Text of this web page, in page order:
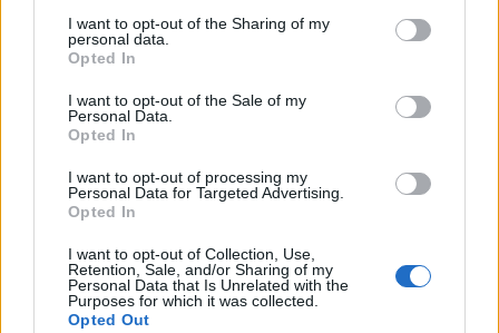
I want to opt-out of the Sharing of my
personal data.
Opted In
I want to opt-out of the Sale of my
Personal Data.
Opted In
I want to opt-out of processing my
Personal Data for Targeted Advertising.
Opted In
I want to opt-out of Collection, Use,
Retention, Sale, and/or Sharing of my
Personal Data that Is Unrelated with the
Purposes for which it was collected.
Opted Out
2025-01-25
per nuove assunzioni/trasformazioni a tempo
indeterminato nel bienni
801 euro
2023-04-19
esenzioni fiscali e crediti d'imposta adottati a
seguito della crisi economica causata dall'epidemia di
COVID-19 [con mo
agenzia delle entrate